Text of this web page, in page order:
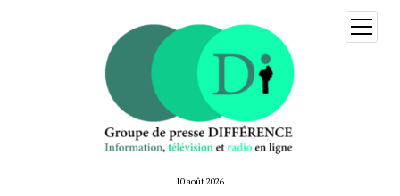
10 août 2026
ouvrir
menu